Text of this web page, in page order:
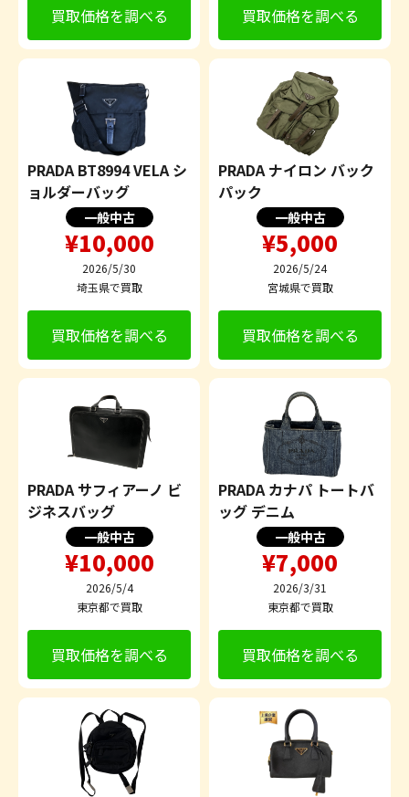
買取価格を調べる 買取価格を調べる
PRADA BT8994 VELA シ
ョルダーバッグ
一般中古
¥10,000
2026/5/30
埼玉県で買取
買取価格を調べる
PRADA ナイロン バック
パック
一般中古
¥5,000
2026/5/24
宮城県で買取
買取価格を調べる
PRADA サフィアーノ ビ
ジネスバッグ
一般中古
¥10,000
2026/5/4
東京都で買取
買取価格を調べる
PRADA カナパ トートバ
ッグ デニム
一般中古
¥7,000
2026/3/31
東京都で買取
買取価格を調べる